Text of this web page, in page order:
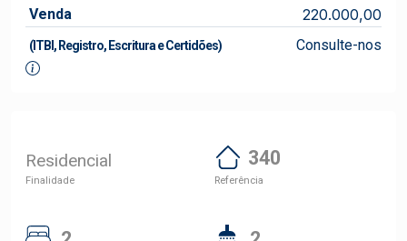
Venda
220.000,00
(ITBI, Registro, Escritura e Certidões) Consulte-nos
Residencial
Finalidade
340
Referência